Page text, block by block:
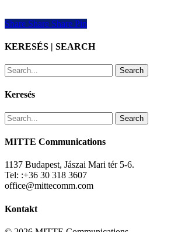
Share
Share Share Share Pin
KERESÉS | SEARCH
Search
Keresés
Search
MITTE Communications
1137 Budapest, Jászai Mari tér 5-6.
Tel: :+36 30 318 3607
office@mittecomm.com
Kontakt